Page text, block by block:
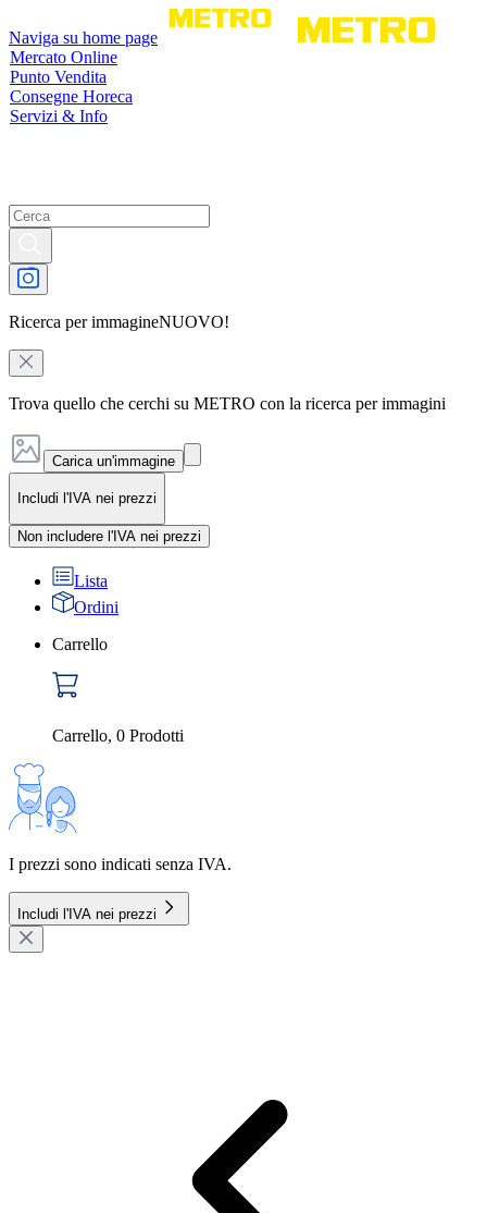
Naviga su home page
Mercato Online
Punto Vendita
Consegne Horeca
Servizi & Info
Ricerca per immagineNUOVO!
Trova quello che cerchi su METRO con la ricerca per immagini
Carica un'immagine
Includi l'IVA nei prezzi
Non includere l'IVA nei prezzi
Lista
Ordini
Carrello
Carrello, 0 Prodotti
I prezzi sono indicati senza IVA.
Includi l'IVA nei prezzi